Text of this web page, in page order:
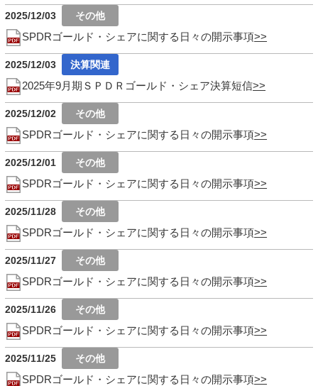
2025/12/03
SPDRゴールド・シェアに関する日々の開示事項
2025/12/03
2025年9月期ＳＰＤＲゴールド・シェア決算短信
2025/12/02
SPDRゴールド・シェアに関する日々の開示事項
2025/12/01
SPDRゴールド・シェアに関する日々の開示事項
2025/11/28
SPDRゴールド・シェアに関する日々の開示事項
2025/11/27
SPDRゴールド・シェアに関する日々の開示事項
2025/11/26
SPDRゴールド・シェアに関する日々の開示事項
2025/11/25
SPDRゴールド・シェアに関する日々の開示事項